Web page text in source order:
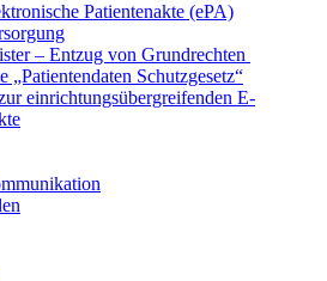
Patientenakte (ePA)
– Entzug von Grundrechten
„Patientendaten Schutzgesetz“
einrichtungsübergreifenden E-